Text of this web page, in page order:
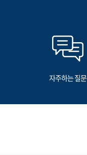
자주하는 질문